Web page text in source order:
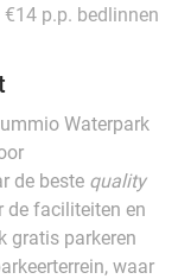
p.p. bedlinnen
Waterpark
de beste quality
de faciliteiten en
gratis parkeren
waar